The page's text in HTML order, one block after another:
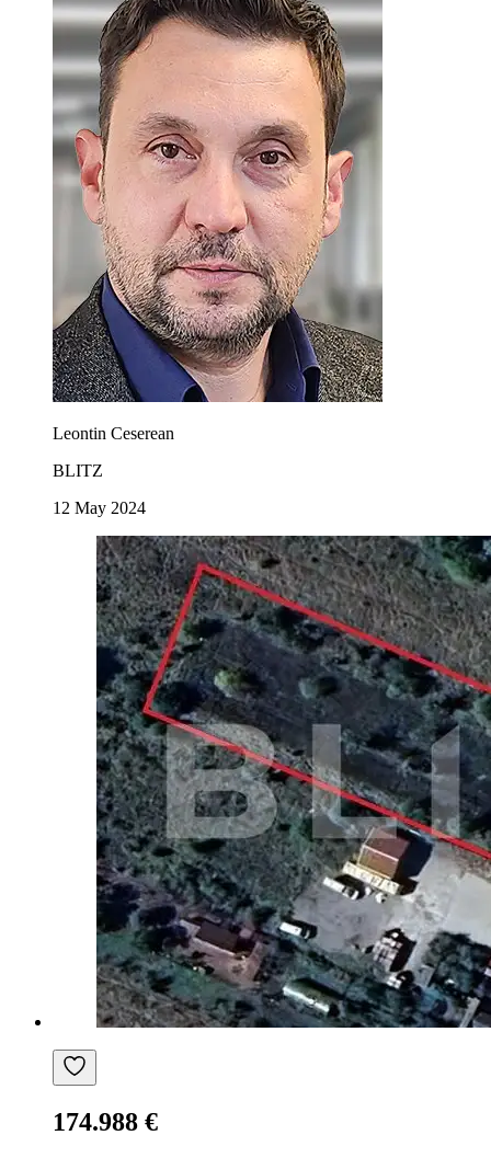
Leontin Ceserean
BLITZ
12 May 2024
174.988 €